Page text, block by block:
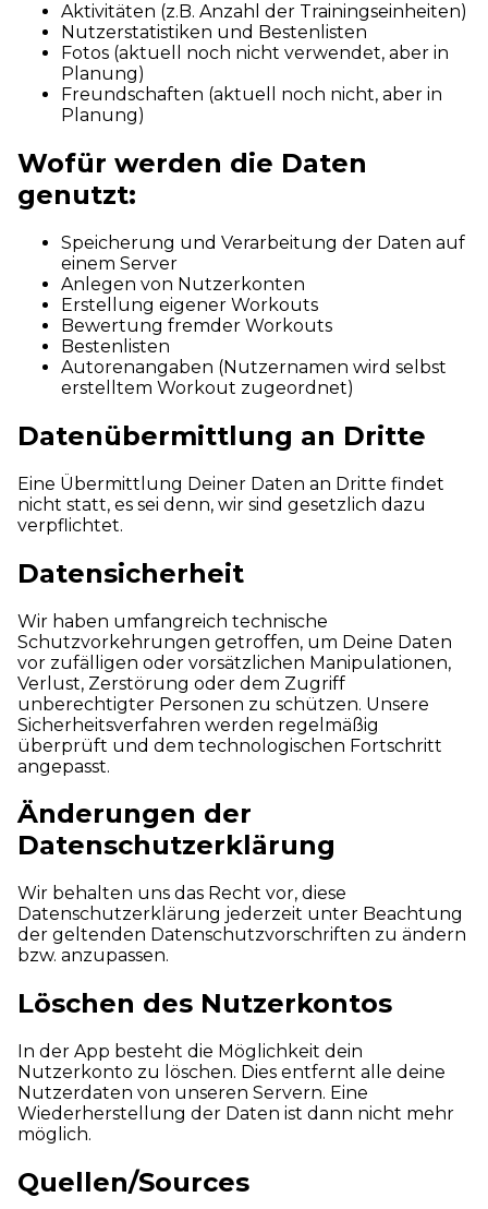
Aktivitäten (z.B. Anzahl der Trainingseinheiten)
Nutzerstatistiken und Bestenlisten
Fotos (aktuell noch nicht verwendet, aber in
Planung)
Freundschaften (aktuell noch nicht, aber in
Planung)
Wofür werden die Daten
genutzt:
Speicherung und Verarbeitung der Daten auf
einem Server
Anlegen von Nutzerkonten
Erstellung eigener Workouts
Bewertung fremder Workouts
Bestenlisten
Autorenangaben (Nutzernamen wird selbst
erstelltem Workout zugeordnet)
Datenübermittlung an Dritte
Eine Übermittlung Deiner Daten an Dritte findet
nicht statt, es sei denn, wir sind gesetzlich dazu
verpflichtet.
Datensicherheit
Wir haben umfangreich technische
Schutzvorkehrungen getroffen, um Deine Daten
vor zufälligen oder vorsätzlichen Manipulationen,
Verlust, Zerstörung oder dem Zugriff
unberechtigter Personen zu schützen. Unsere
Sicherheitsverfahren werden regelmäßig
überprüft und dem technologischen Fortschritt
angepasst.
Änderungen der
Datenschutzerklärung
Wir behalten uns das Recht vor, diese
Datenschutzerklärung jederzeit unter Beachtung
der geltenden Datenschutzvorschriften zu ändern
bzw. anzupassen.
Löschen des Nutzerkontos
In der App besteht die Möglichkeit dein
Nutzerkonto zu löschen. Dies entfernt alle deine
Nutzerdaten von unseren Servern. Eine
Wiederherstellung der Daten ist dann nicht mehr
möglich.
Quellen/Sources